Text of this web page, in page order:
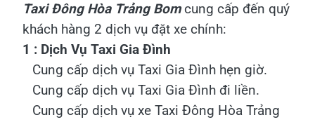
Taxi Đông Hòa Trảng Bomcung cấp đến quý
khách hàng 2 dịch vụ đặt xe chính:
1 : Dịch Vụ Taxi Gia Đình
Cung cấp dịch vụ Taxi Gia Đình hẹn giờ.
Cung cấp dịch vụ Taxi Gia Đình đi liền.
Cung cấp dịch vụ xe Taxi Đông Hòa Trảng